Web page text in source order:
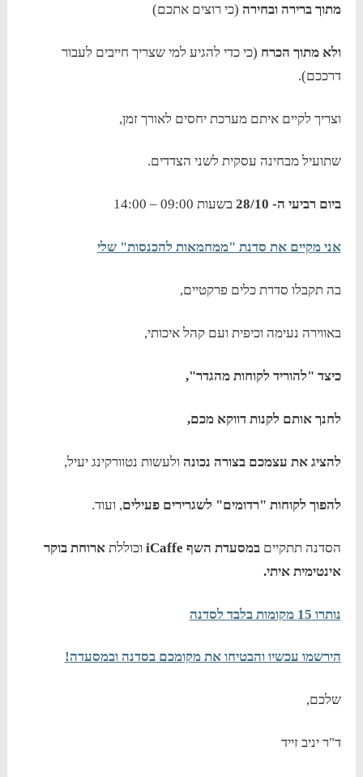
מתוך ברירה ובחירה (כי רוצים אתכם)
ולא מתוך הכרח (כי כדי להגיע למי שצריך חייבים לעבור
דרככם).
וצריך לקיים איתם מערכת יחסים לאורך זמן,
שתועיל מבחינה עסקית לשני הצדדים.
ביום רביעי ה- 28/10 בשעות 09:00 – 14:00
אני מקיים את סדנת "ממחמאות להכנסות" שלי
בה תקבלו סדרת כלים פרקטיים,
באווירה נעימה וכיפית ועם קהל איכותי,
כיצד "להוריד לקוחות מהגדר",
לחנך אותם לקנות דווקא מכם,
להציג את עצמכם בצורה נכונה ולעשות נטוורקינג יעיל,
להפוך לקוחות "רדומים" לשגרירים פעילים, ועוד.
הסדנה תתקייםבמסעדת השף iCaffe וכוללתארוחת בוקר
אינטימית איתי.
נותרו 15 מקומות בלבד לסדנה
הירשמו עכשיו והבטיחו את מקומכם בסדנה ובמסעדה!
שלכם,
ד"ר יניב זייד